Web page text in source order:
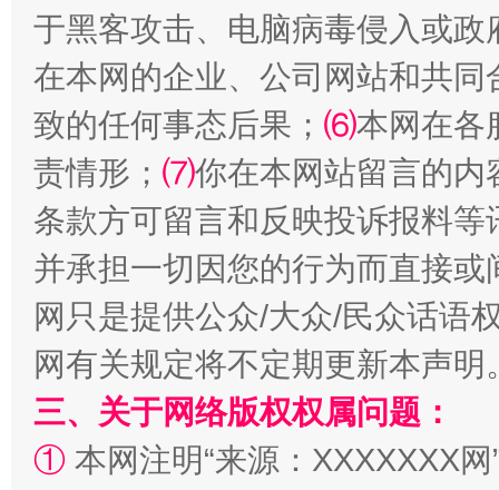
解纷+调解+退费，一次搞定
于黑客攻击、电脑病毒侵入或
在本网的企业、公司网站和共
致的任何事态后果； ⑹本网在各
责情形； ⑺你在本网站留言的内
条款方可留言和反映投诉报料
并承担一切因您的行为而直接
网只是提供公众/大众/民众话语
网有关规定将不定期更新本声明
三、关于网络版权权属问题：
① 本网注明“来源：XXXXXXX